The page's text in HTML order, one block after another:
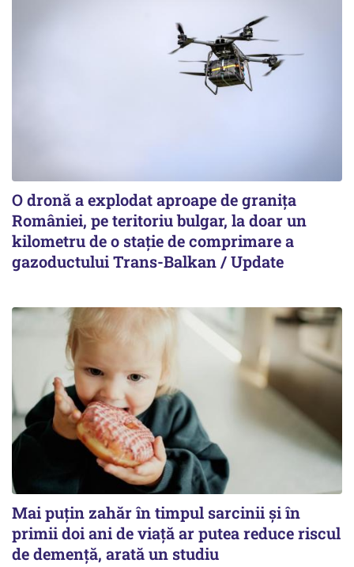
O dronă a explodat aproape de granița
României, pe teritoriu bulgar, la doar un
kilometru de o stație de comprimare a
gazoductului Trans-Balkan / Update
Mai puțin zahăr în timpul sarcinii și în
primii doi ani de viață ar putea reduce riscul
de demență, arată un studiu